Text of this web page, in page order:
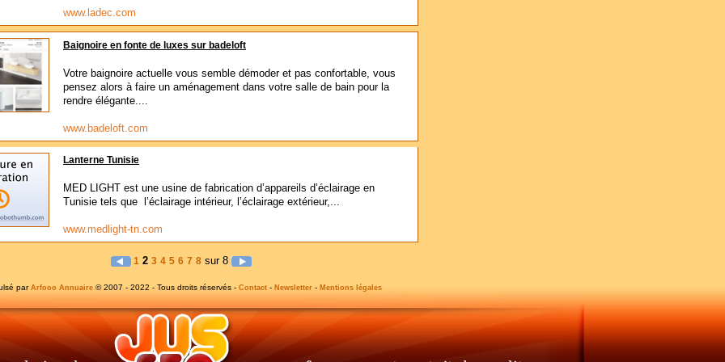
www.ladec.com
Baignoire en fonte de luxes sur badeloft
Votre baignoire actuelle vous semble démoder et pas confortable, vous
pensez alors à faire un aménagement dans votre salle de bain pour la
rendre élégante....
www.badeloft.com
Lanterne Tunisie
MED LIGHT est une usine de fabrication d’appareils d’éclairage en
Tunisie tels que l’éclairage intérieur, l’éclairage extérieur,...
www.medlight-tn.com
1 2 3 4 5 6 7 8 sur 8
par Arfooo Annuaire © 2007 - 2022 - Tous droits réservés - Contact - Newsletter - Mentions légales